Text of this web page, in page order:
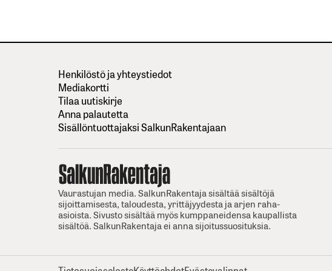
Vaurastujan media. SalkunRakentaja sisältää sisältöjä
sijoittamisesta, taloudesta, yrittäjyydesta ja arjen raha-
asioista. Sivusto sisältää myös kumppaneidensa kaupallista
sisältöä. SalkunRakentaja ei anna sijoitussuosituksia.
Henkilöstö ja yhteystiedot
Mediakortti
Tilaa uutiskirje
Anna palautetta
Sisällöntuottajaksi SalkunRakentajaan